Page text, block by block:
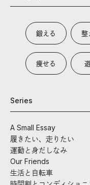
鍛える 整
痩せる
Series
A Small Essay
履きたい、走りたい
運動と身だしなみ
Our Friends
生活と自転車